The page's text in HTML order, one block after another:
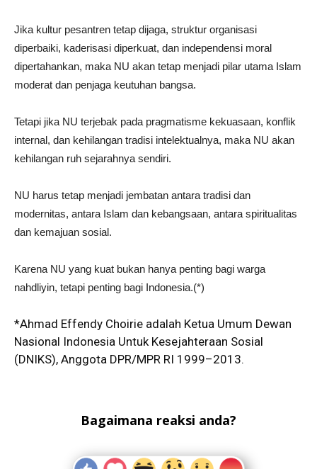
Jika kultur pesantren tetap dijaga, struktur organisasi
diperbaiki, kaderisasi diperkuat, dan independensi moral
dipertahankan, maka NU akan tetap menjadi pilar utama Islam
moderat dan penjaga keutuhan bangsa.
Tetapi jika NU terjebak pada pragmatisme kekuasaan, konflik
internal, dan kehilangan tradisi intelektualnya, maka NU akan
kehilangan ruh sejarahnya sendiri.
NU harus tetap menjadi jembatan antara tradisi dan
modernitas, antara Islam dan kebangsaan, antara spiritualitas
dan kemajuan sosial.
Karena NU yang kuat bukan hanya penting bagi warga
nahdliyin, tetapi penting bagi Indonesia.(*)
*Ahmad Effendy Choirie adalah Ketua Umum Dewan
Nasional Indonesia Untuk Kesejahteraan Sosial
(DNIKS), Anggota DPR/MPR RI 1999–2013.
Bagaimana reaksi anda?